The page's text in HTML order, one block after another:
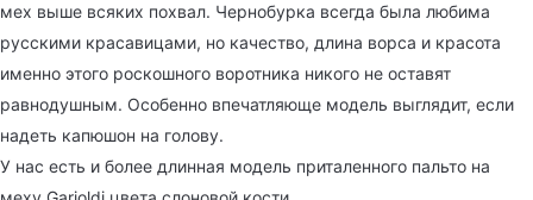
мех выше всяких похвал. Чернобурка всегда была любима
русскими красавицами, но качество, длина ворса и красота
именно этого роскошного воротника никого не оставят
равнодушным. Особенно впечатляюще модель выглядит, если
надеть капюшон на голову.
У нас есть и более длинная модель приталенного пальто на